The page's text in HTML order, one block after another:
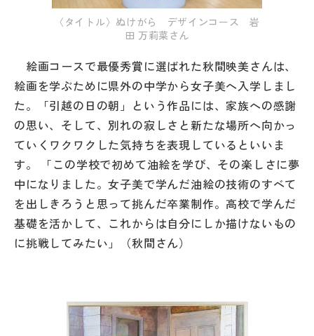
〈タイトル〉ぬけがら デザインコース 岩
田 万莉菜さん
絵画コースで最優秀賞に選ばれた秋間映美さんは、
絵画を学ぶために県外の中学から女子美へ入学しまし
た。「引越の日の朝」という作品には、家族への感謝
の思い、そして、別れの寂しさと新たな場所へ向かっ
ていくワクワクした気持ちを表現しているといいま
す。 「この学校で初めて油絵を学び、その楽しさに夢
中になりました。女子美で学んだ油絵の技術のすべて
を出しきろうと思って挑んだ卒業制作。高校で学んだ
基礎を活かして、これからは自分にしか描けないもの
に挑戦してみたい」（秋間さん）